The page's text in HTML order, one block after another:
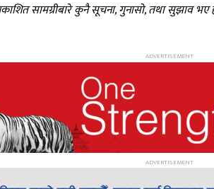
सामग्रीबारे कुनै सूचना, गुनासो, तथा सुझाव भए